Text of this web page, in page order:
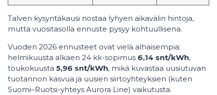
Talven kysyntäkausi nostaa lyhyen aikavälin hintoja,
mutta vuositasolla ennuste pysyy kohtuullisena.
Vuoden 2026 ennusteet ovat vielä alhaisempia:
helmikuusta alkaen 24 kk-sopimus 6,14 snt/kWh,
toukokuusta 5,96 snt/kWh, mikä kuvastaa uusiutuvan
tuotannon kasvua ja uusien siirtoyhteyksien (kuten
Suomi–Ruotsi-yhteys Aurora Line) vaikutusta.